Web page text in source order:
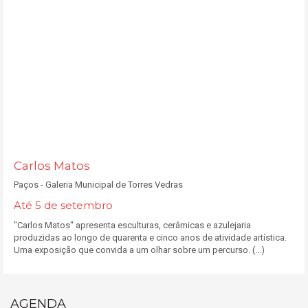
Carlos Matos
Paços - Galeria Municipal de Torres Vedras
Até 5 de setembro
"Carlos Matos" apresenta esculturas, cerâmicas e azulejaria
produzidas ao longo de quarenta e cinco anos de atividade artística.
Uma exposição que convida a um olhar sobre um percurso. (...)
AGENDA